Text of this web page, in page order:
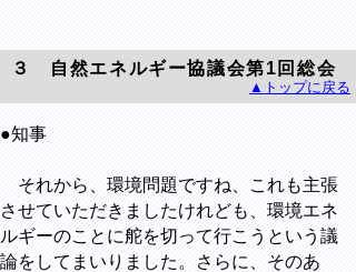
３ 自然エネルギー協議会第1回総会
▲トップに戻る
●知事
それから、環境問題ですね、これも主張
させていただきましたけれども、環境エネ
ルギーのことに舵を切って行こうという議
論をしてまいりました。さらに、そのあ